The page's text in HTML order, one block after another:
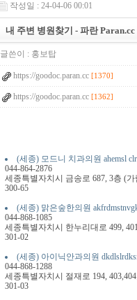
작성일 : 24-04-06 00:01
내 주변 병원찾기 - 파란 Paran.cc
글쓴이 : 홍보탑
https://goodoc.paran.cc [1370]
https://goodoc.paran.cc [1362]
(세종) 모드니 치과의원 ahemsl
044-864-2876
세종특별자치시 금송로 687, 3층 (
300-65
(세종) 맑은숲한의원
044-868-1085
세종특별자치시 한누리대로 499,
301-02
(세종) 아이닉안과의원
044-868-1288
세종특별자치시 절재로 194,
301-03